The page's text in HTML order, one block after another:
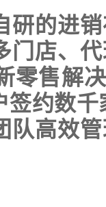
的进销
门店、
零售解
签约数
队高效